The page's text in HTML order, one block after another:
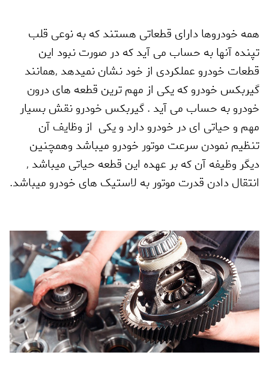
همه خودروها دارای قطعاتی هستند که به نوعی قلب
تپنده آنها به حساب می آید که در صورت نبود این
قطعات خودرو عملکردی از خود نشان نمیدهد ,همانند
گیربکس خودرو که یکی از مهم ترین قطعه های درون
خودرو به حساب می آید . گیربکس خودرو نقش بسیار
مهم و حیاتی ای در خودرو دارد و یکی از وظایف آن
تنظیم نمودن سرعت موتور خودرو میباشد وهمچنین
دیگر وظیفه آن که بر عهده این قطعه حیاتی میباشد ,
انتقال دادن قدرت موتور به لاستیک های خودرو میباشد.